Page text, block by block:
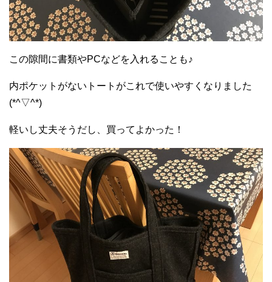
この隙間に書類やPCなどを入れることも♪
内ポケットがないトートがこれで使いやすくなりました
(*^▽^*)
軽いし丈夫そうだし、買ってよかった！